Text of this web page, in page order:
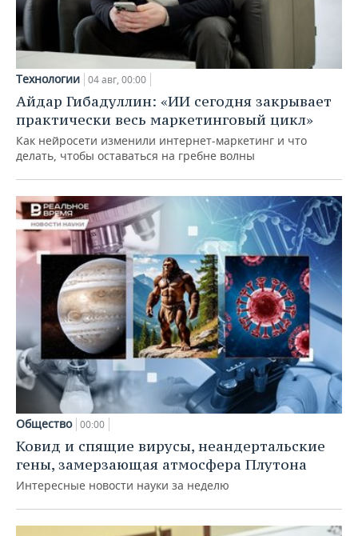
Технологии 04 авг, 00:00
Айдар Гибадуллин: «ИИ сегодня закрывает
практически весь маркетинговый цикл»
Как нейросети изменили интернет-маркетинг и что
делать, чтобы оставаться на гребне волны
Общество 00:00
Ковид и спящие вирусы, неандертальские
гены, замерзающая атмосфера Плутона
Интересные новости науки за неделю